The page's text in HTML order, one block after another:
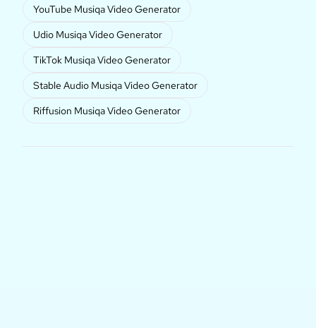
YouTube Musiqa Video Generator
Udio Musiqa Video Generator
TikTok Musiqa Video Generator
Stable Audio Musiqa Video Generator
Riffusion Musiqa Video Generator